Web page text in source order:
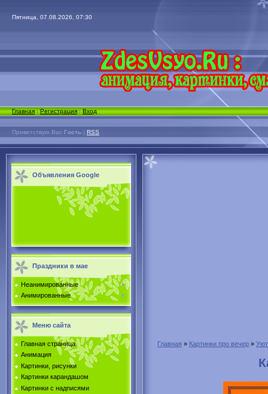
Пятница, 07.08.2026, 07:30
Главная|Регистрация|Вход
Приветствую Вас Гость | RSS
Объявления Google
Праздники в мае
Неанимированные
Анимированные
Меню сайта
Главная страница
Анимация
Картинки, рисунки
Картинки карандашом
Картинки с надписями
Главная » Картинки про вечер »